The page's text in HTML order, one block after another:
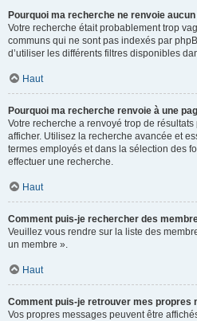
Pourquoi ma recherche ne renvoie
Votre recherche était probablement trop
communs qui ne sont pas indexés par
d’utiliser les différents filtres disponibles
Haut
Pourquoi ma recherche renvoie à une
Votre recherche a renvoyé trop de
afficher. Utilisez la recherche avancée et
termes employés et dans la sélection des
effectuer une recherche.
Haut
Comment puis-je rechercher des
Veuillez vous rendre sur la liste des
un membre ».
Haut
Comment puis-je retrouver mes propres
Vos propres messages peuvent être